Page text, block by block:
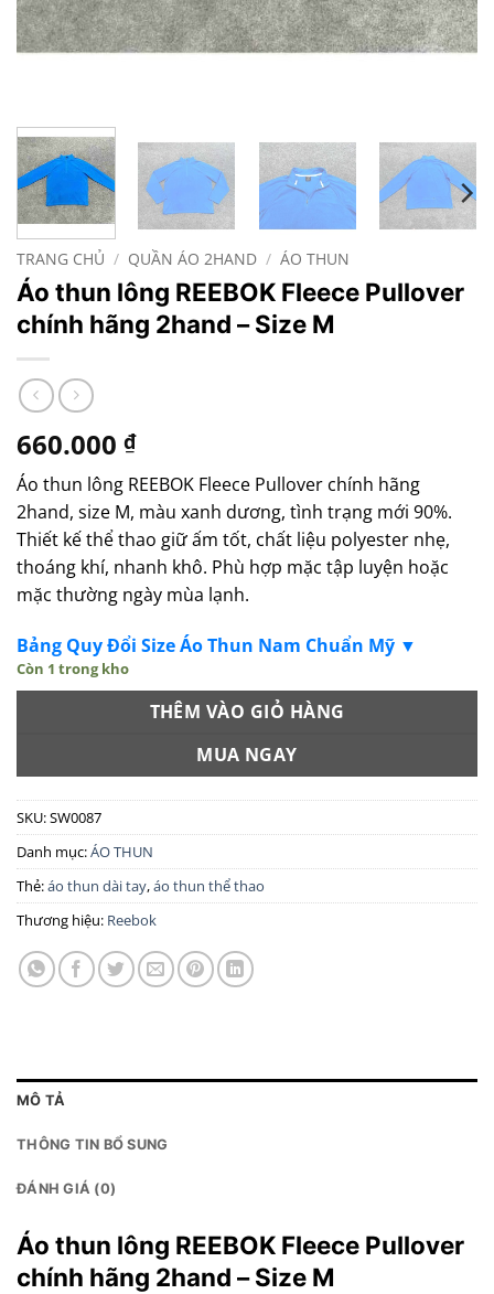
TRANG CHỦ / QUẦN ÁO 2HAND / ÁO THUN
Áo thun lông REEBOK Fleece Pullover
chính hãng 2hand – Size M
660.000 ₫
Áo thun lông REEBOK Fleece Pullover chính hãng
2hand, size M, màu xanh dương, tình trạng mới 90%.
Thiết kế thể thao giữ ấm tốt, chất liệu polyester nhẹ,
thoáng khí, nhanh khô. Phù hợp mặc tập luyện hoặc
mặc thường ngày mùa lạnh.
Bảng Quy Đổi Size Áo Thun Nam Chuẩn Mỹ ▼
Còn 1 trong kho
THÊM VÀO GIỎ HÀNG
MUA NGAY
SKU:SW0087
Danh mục:ÁO THUN
Thẻ:áo thun dài tay,áo thun thể thao
Thương hiệu: Reebok
MÔ TẢ
THÔNG TIN BỔ SUNG
ĐÁNH GIÁ (0)
Áo thun lông REEBOK Fleece Pullover
chính hãng 2hand – Size M